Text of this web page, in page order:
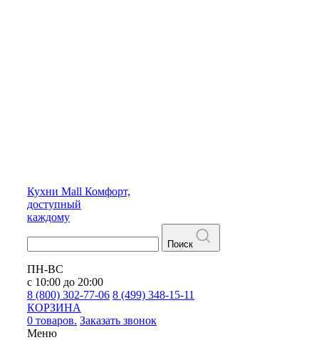
Кухни Mall Комфорт,
доступный
каждому
Поиск
ПН-ВС
с 10:00 до 20:00
8 (800) 302-77-06 8 (499) 348-15-11
КОРЗИНА
0 товаров. Заказать звонок
Меню